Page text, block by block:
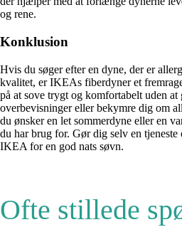
og rene.
Konklusion
Hvis du søger efter en dyne, der er
kvalitet, er IKEAs fiberdyner et
på at sove trygt og komfortabelt uden
overbevisninger eller bekymre dig om
du ønsker en let sommerdyne eller en
du har brug for. Gør dig selv en
IKEA for en god nats søvn.
Ofte stillede